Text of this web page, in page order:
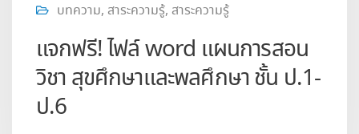
บทความ, สาระความรู้, สาระความรู้
แจกฟรี! ไฟล์ word แผนการสอน
วิชา สุขศึกษาและพลศึกษา ชั้น ป.1-
ป.6